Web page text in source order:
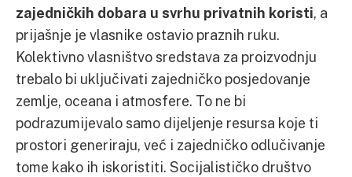
zajedničkih dobara u svrhu privatnih koristi, a
prijašnje je vlasnike ostavio praznih ruku.
Kolektivno vlasništvo sredstava za proizvodnju
trebalo bi uključivati zajedničko posjedovanje
zemlje, oceana i atmosfere. To ne bi
podrazumijevalo samo dijeljenje resursa koje ti
prostori generiraju, već i zajedničko odlučivanje
tome kako ih iskoristiti. Socijalističko društvo